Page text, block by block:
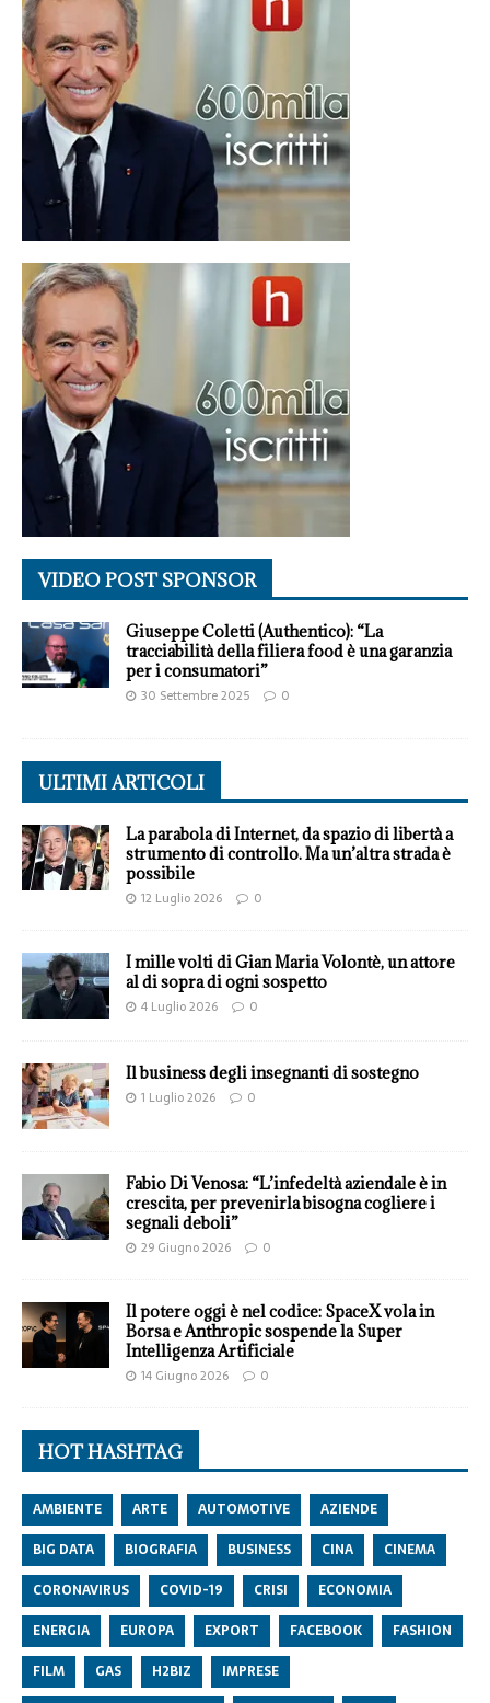
VIDEO POST SPONSOR
Giuseppe Coletti (Authentico): “La
tracciabilità della filiera food è una garanzia
per i consumatori”
30 Settembre 2025 0
ULTIMI ARTICOLI
La parabola di Internet, da spazio di libertà a
strumento di controllo. Ma un’altra strada è
possibile
12 Luglio 2026 0
I mille volti di Gian Maria Volontè, un attore
al di sopra di ogni sospetto
4 Luglio 2026 0
Il business degli insegnanti di sostegno
1 Luglio 2026 0
Fabio Di Venosa: “L’infedeltà aziendale è in
crescita, per prevenirla bisogna cogliere i
segnali deboli”
29 Giugno 2026 0
Il potere oggi è nel codice: SpaceX vola in
Borsa e Anthropic sospende la Super
Intelligenza Artificiale
14 Giugno 2026 0
HOT HASHTAG
AMBIENTE ARTE AUTOMOTIVE
AZIENDE
BIG DATA
BIOGRAFIA BUSINESS CINA
CINEMA
CORONAVIRUS
COVID-19 CRISI
ECONOMIA
ENERGIA
EUROPA EXPORT FACEBOOK
FASHION
FILM
GAS H2BIZ
IMPRESE